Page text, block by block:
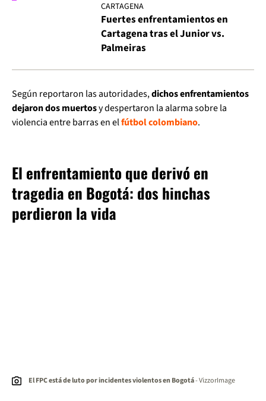
CARTAGENA
Fuertes enfrentamientos en
Cartagena tras el Junior vs.
Palmeiras
Según reportaron las autoridades,dichos enfrentamientos
dejaron dos muertosy despertaron la alarma sobre la
violencia entre barras en elfútbol colombiano.
El enfrentamiento que derivó en
tragedia en Bogotá: dos hinchas
perdieron la vida
El FPC está de luto por incidentes violentos en Bogotá- VizzorImage